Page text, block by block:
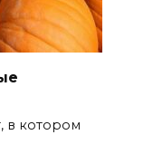
в котором